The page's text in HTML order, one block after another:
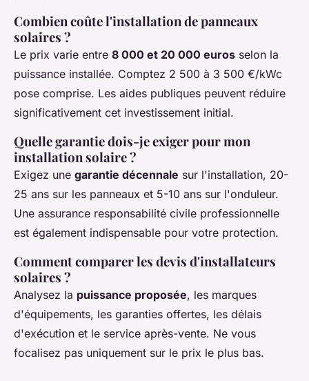
Combien coûte l'installation de panneaux
solaires ?
Le prix varie entre 8 000 et 20 000 euros selon la
puissance installée. Comptez 2 500 à 3 500 €/kWc
pose comprise. Les aides publiques peuvent réduire
significativement cet investissement initial.
Quelle garantie dois-je exiger pour mon
installation solaire ?
Exigez une garantie décennale sur l'installation, 20-
25 ans sur les panneaux et 5-10 ans sur l'onduleur.
Une assurance responsabilité civile professionnelle
est également indispensable pour votre protection.
Comment comparer les devis d'installateurs
solaires ?
Analysez la puissance proposée, les marques
d'équipements, les garanties offertes, les délais
d'exécution et le service après-vente. Ne vous
focalisez pas uniquement sur le prix le plus bas.